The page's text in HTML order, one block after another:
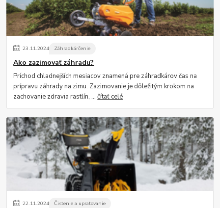
23.11.2024 Záhradkárčenie
Ako zazimovať záhradu?
Príchod chladnejších mesiacov znamená pre záhradkárov čas na
prípravu záhrady na zimu. Zazimovanie je dôležitým krokom na
zachovanie zdravia rastlín, ...čítať celé
22.11.2024 Čistenie a upratovanie